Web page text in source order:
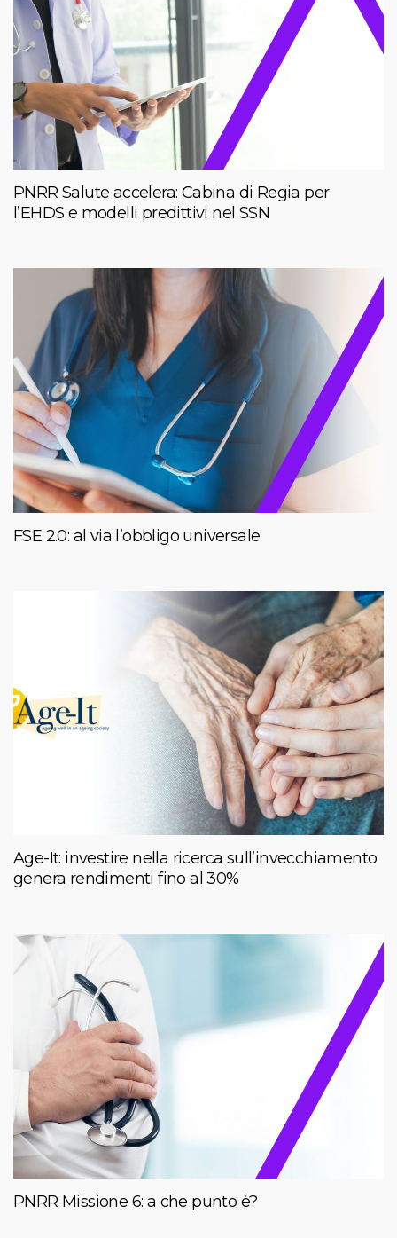
PNRR Salute accelera: Cabina di Regia per
l’EHDS e modelli predittivi nel SSN
FSE 2.0: al via l’obbligo universale
Age-It: investire nella ricerca sull’invecchiamento
genera rendimenti fino al 30%
PNRR Missione 6: a che punto è?